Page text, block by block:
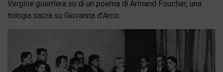
Vergine guerriera su di un poema di Armand Foucher, una
trilogia sacra su Giovanna d’Arco.